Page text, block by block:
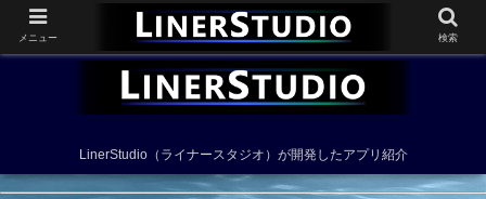
LinerStudio（ライナースタジオ）が開発したアプリ紹介
メニュー 検索